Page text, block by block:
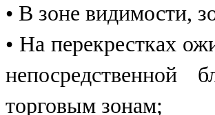
• В зоне видимости,
• На перекрестках
торговым зонам;